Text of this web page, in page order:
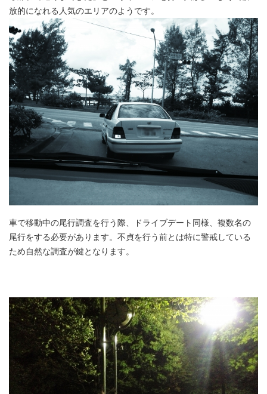
放的になれる人気のエリアのようです。
車で移動中の尾行調査を行う際、ドライブデート同様、複数名の
尾行をする必要があります。不貞を行う前とは特に警戒している
ため自然な調査が鍵となります。